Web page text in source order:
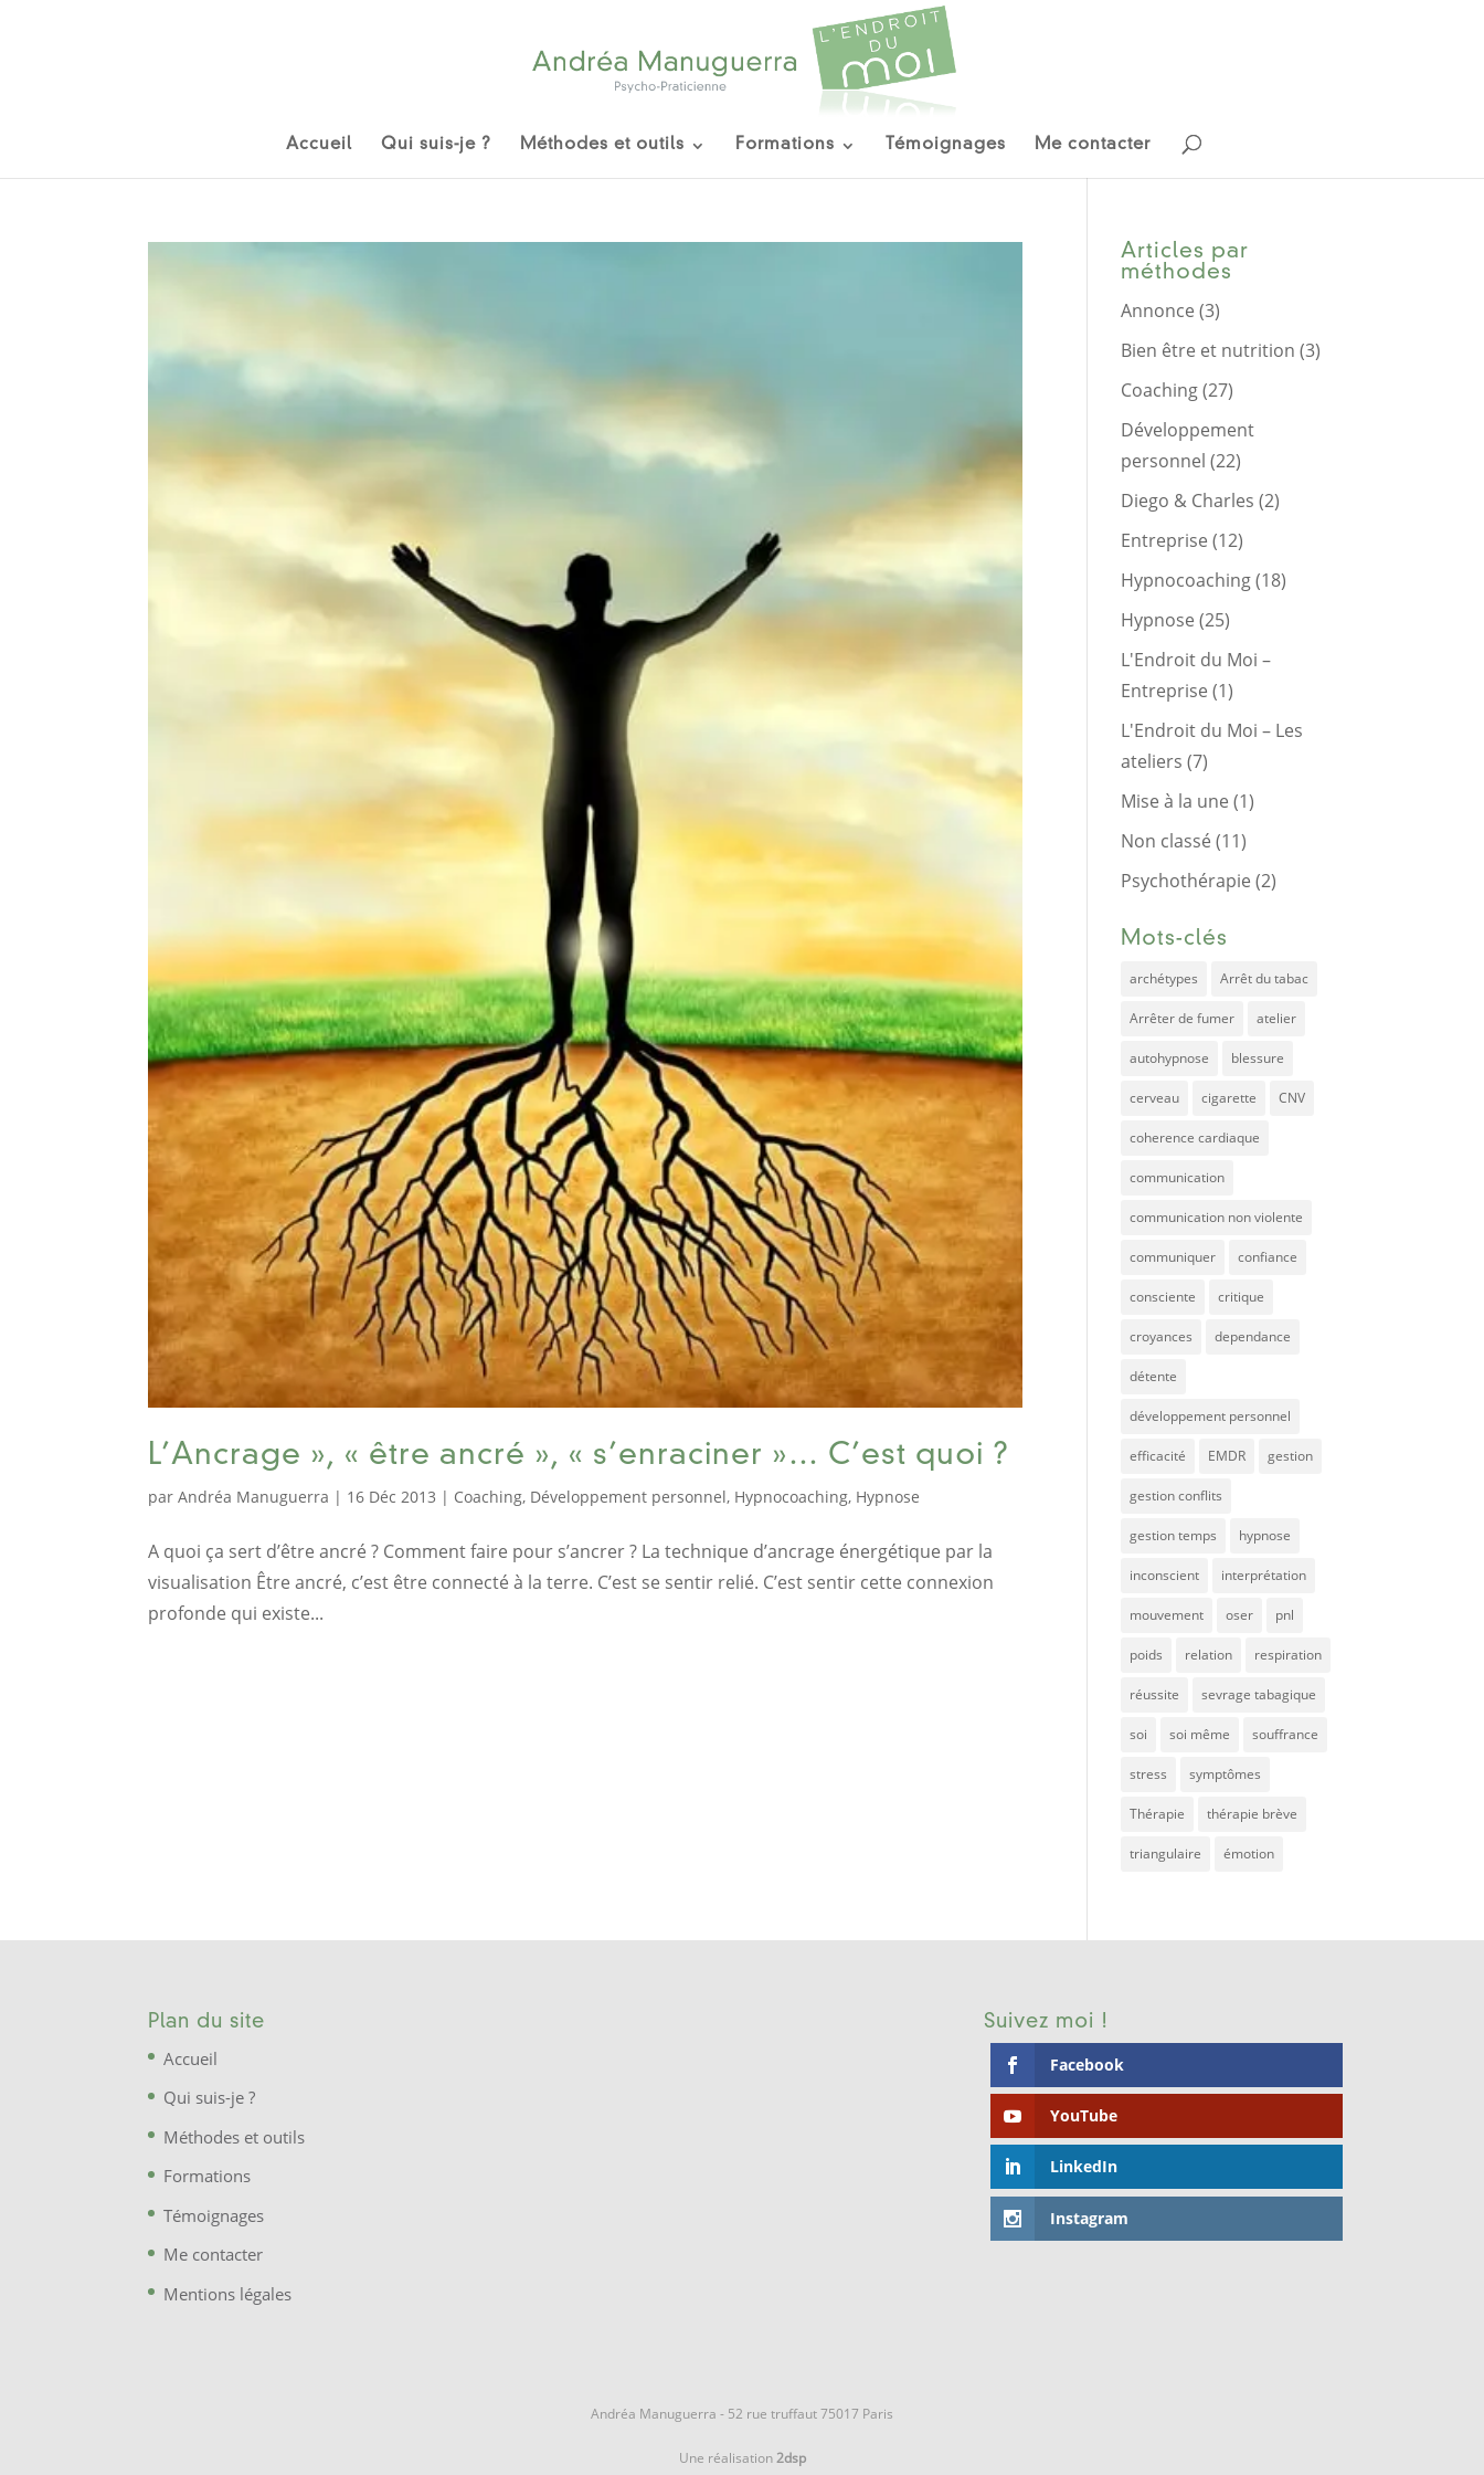
Accueil Qui suis-je ? Méthodes et outils Formations Témoignages Me contacter
L’Ancrage », « être ancré », « s’enraciner »… C’est quoi ?
parAndréa Manuguerra | 16 Déc 2013 | Coaching, Développement personnel, Hypnocoaching, Hypnose
A quoi ça sert d’être ancré ? Comment faire pour s’ancrer ? La technique d’ancrage énergétique par la
visualisation Être ancré, c’est être connecté à la terre. C’est se sentir relié. C’est sentir cette connexion
profonde qui existe...
Articles par
méthodes
Annonce (3)
Bien être et nutrition (3)
Coaching(27)
Développement
personnel (22)
Diego & Charles (2)
Entreprise (12)
Hypnocoaching(18)
Hypnose (25)
L'Endroit du Moi –
Entreprise (1)
L'Endroit du Moi – Les
ateliers (7)
Mise à la une (1)
Non classé (11)
Psychothérapie (2)
Mots-clés
archétypes Arrêt du tabac
Arrêter de fumer atelier
autohypnose blessure
cerveau cigarette CNV
coherence cardiaque
communication
communication non violente
communiquer confiance
consciente critique
croyances dependance
détente
développement personnel
efficacité EMDR gestion
gestion conflits
gestion temps hypnose
inconscient interprétation
mouvement oser pnl
poids relation respiration
réussite sevrage tabagique
soi soi même souffrance
stress symptômes
Thérapie thérapie brève
triangulaire émotion
Plan du site
Accueil
Qui suis-je ?
Méthodes et outils
Formations
Témoignages
Me contacter
Mentions légales
Suivez moi !
Facebook
YouTube
LinkedIn
Instagram
Andréa Manuguerra - 52 rue truffaut 75017 Paris
Une réalisation2dsp